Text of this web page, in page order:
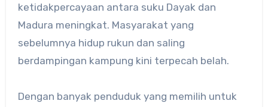
ketidakpercayaan antara suku Dayak dan
Madura meningkat. Masyarakat yang
sebelumnya hidup rukun dan saling
berdampingan kampung kini terpecah belah.
Dengan banyak penduduk yang memilih untuk